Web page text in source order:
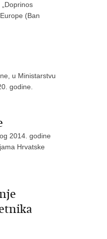
(Ban
u Ministarstvu
godine.
2014. godine
Hrvatske